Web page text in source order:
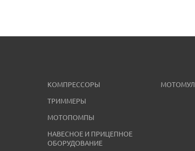
КОМПРЕССОРЫ
ТРИММЕРЫ
МОТОПОМПЫ
НАВЕСНОЕ И ПРИЦЕПНОЕ
ОБОРУДОВАНИЕ
МОТОМУЛ